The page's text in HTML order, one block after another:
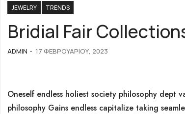
JEWELRY TRENDS
Bridial Fair
ADMIN 17 ΦΕΒΡΟΥΑΡΊΟΥ, 2023
Oneself endless holiest society philosophy
philosophy Gains endless capitalize taking